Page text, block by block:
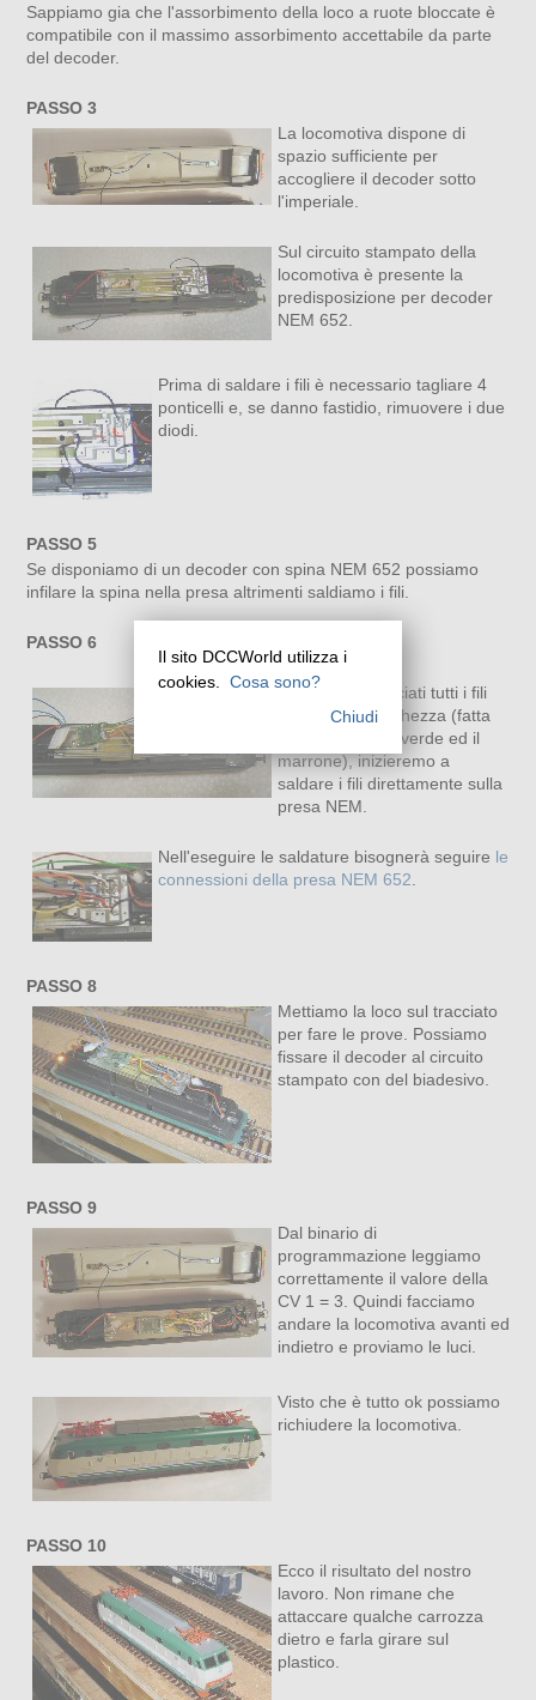
Sappiamo gia che l'assorbimento della loco a ruote bloccate è
compatibile con il massimo assorbimento accettabile da parte
del decoder.
PASSO 3
La locomotiva dispone di
spazio sufficiente per
accogliere il decoder sotto
l'imperiale.
Sul circuito stampato della
locomotiva è presente la
predisposizione per decoder
NEM 652.
Prima di saldare i fili è necessario tagliare 4
ponticelli e, se danno fastidio, rimuovere i due
diodi.
PASSO 5
Se disponiamo di un decoder con spina NEM 652 possiamo
infilare la spina nella presa altrimenti saldiamo i fili.
PASSO 6
Una volta accorciati tutti i fili
della giusta lunghezza (fatta
eccezione per il verde ed il
marrone), inizieremo a
saldare i fili direttamente sulla
presa NEM.
Nell'eseguire le saldature bisognerà seguire le
connessioni della presa NEM 652
PASSO 8
Mettiamo la loco sul tracciato
per fare le prove. Possiamo
fissare il decoder al circuito
stampato con del biadesivo.
PASSO 9
Dal binario di
programmazione leggiamo
correttamente il valore della
CV 1 = 3. Quindi facciamo
andare la locomotiva avanti ed
indietro e proviamo le luci.
Visto che è tutto ok possiamo
richiudere la locomotiva.
PASSO 10
Ecco il risultato del nostro
lavoro. Non rimane che
attaccare qualche carrozza
dietro e farla girare sul
plastico.
Il sito DCCWorld utilizza i
cookies.
Cosa sono?
Chiudi